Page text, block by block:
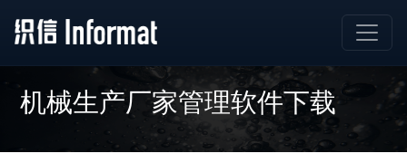
机械生产厂家管理软件下载